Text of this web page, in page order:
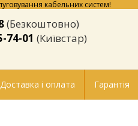
кабельних систем!
(Безкоштовно)
74-01 (Київстар)
Доставка і оплата Гарантія